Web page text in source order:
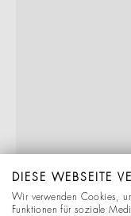
DIESE WEBSEITE
Wir verwenden Cookies,
Funktionen für soziale